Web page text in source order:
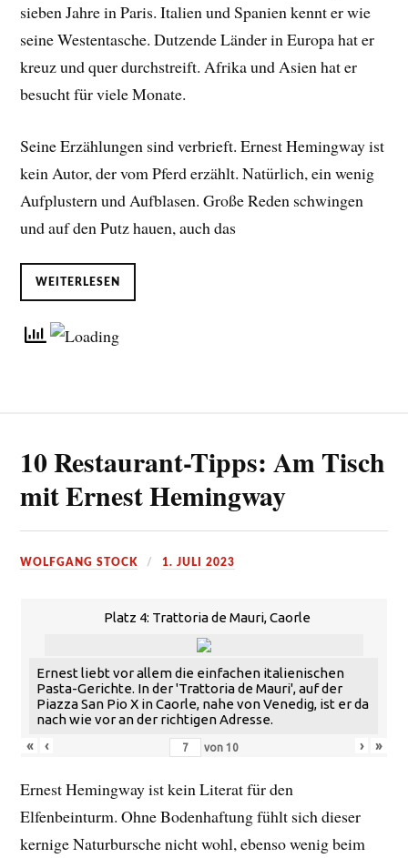
sieben Jahre in Paris. Italien und Spanien kennt er wie
seine Westentasche. Dutzende Länder in Europa hat er
kreuz und quer durchstreift. Afrika und Asien hat er
besucht für viele Monate.
Seine Erzählungen sind verbrieft. Ernest Hemingway ist
kein Autor, der vom Pferd erzählt. Natürlich, ein wenig
Aufplustern und Aufblasen. Große Reden schwingen
und auf den Putz hauen, auch das
WEITERLESEN
10 Restaurant-Tipps: Am Tisch
mit Ernest Hemingway
WOLFGANG STOCK 1. JULI 2023
Platz 4: Trattoria de Mauri, Caorle
Ernest liebt vor allem die einfachen italienischen
Pasta-Gerichte. In der 'Trattoria de Mauri', auf der
Piazza San Pio X in Caorle, nahe von Venedig, ist er da
nach wie vor an der richtigen Adresse.
«
‹ von 10 › »
Ernest Hemingway ist kein Literat für den
Elfenbeinturm. Ohne Bodenhaftung fühlt sich dieser
kernige Naturbursche nicht wohl, ebenso wenig beim